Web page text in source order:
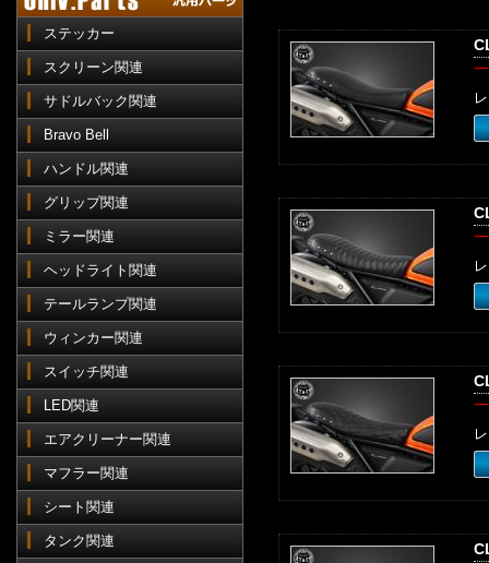
ステッカー
スクリーン関連
サドルバック関連
Bravo Bell
ハンドル関連
グリップ関連
ミラー関連
ヘッドライト関連
テールランプ関連
ウィンカー関連
スイッチ関連
LED関連
エアクリーナー関連
マフラー関連
シート関連
タンク関連